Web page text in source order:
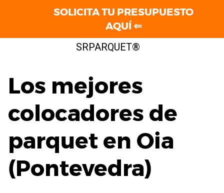
SRPARQUET®
Los mejores
colocadores de
parquet en Oia
(Pontevedra)
SOLICITA TU PRESUPUESTO
AQUÍ ⇐